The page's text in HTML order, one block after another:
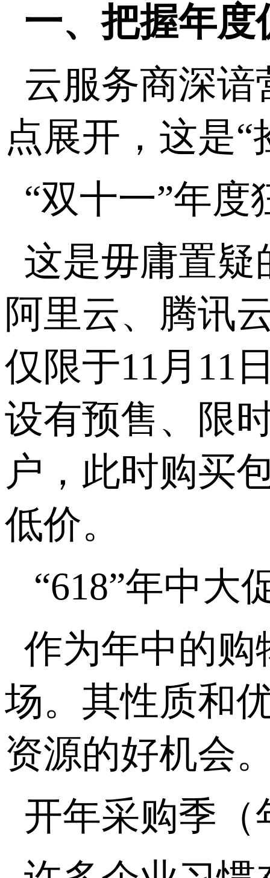
一、把握年
云服务商深
点展开，这是
“双十一”年度
这是毋庸置疑
阿里云、腾讯
仅限于11月 11
设有预售、限
户，此时购买
低价。
“618”年中大
作为年中的购
场。其性质和
资源的好机会
开年采购季（